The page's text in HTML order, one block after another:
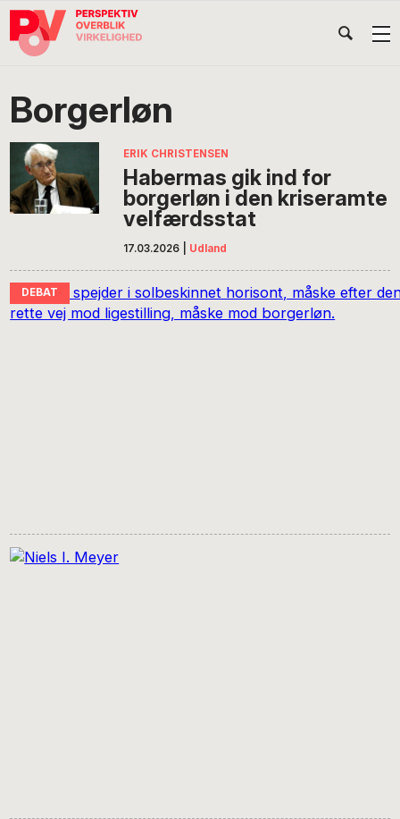
Gå
direkte
navigation
Skip
indhold
Gå
direkte
POV
International
Borgerløn
ERIK CHRISTENSEN
Habermas gik ind for
borgerløn i den kriseramte
velfærdsstat
17.03.2026 Udland